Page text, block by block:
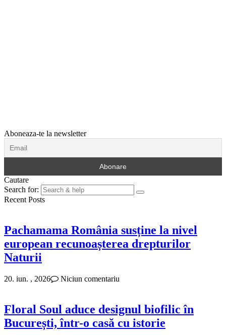
Aboneaza-te la newsletter
Cautare
Search for:
Recent Posts
Pachamama România susține la nivel
european recunoașterea drepturilor
Naturii
20. iun. , 2026 Niciun comentariu
Floral Soul aduce designul biofilic în
București, într-o casă cu istorie